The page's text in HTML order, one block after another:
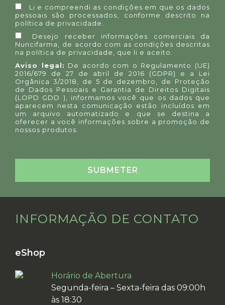
Li e compreendi as condições em que os dados
pessoais são processados, conforme descrito na
política de privacidade
Desejo receber informações comerciais da
Nuncifarma, de acordo com as condições descritas
na política de privacidade
, que li e aceito.
Aviso legal: De acordo com o Regulamento (UE)
2016/679 de 27 de abril de 2016 (GDPR) e a Lei
Orgânica 3/2018, de 5 de dezembro, de Proteção
de Dados Pessoais e Garantia de Direitos Digitais
(LOPD GDD ), informamos você que os dados que
aparecem nesta comunicação estão incluídos em
um arquivo automatizado e que se destina a
oferecer a você informações sobre a promoção de
nossos produtos.
INFORMAÇÃO DE CONTATO
eShop
Horário de Abertura
Segunda-feira – Sexta-feira das 09:00h
às 18:30